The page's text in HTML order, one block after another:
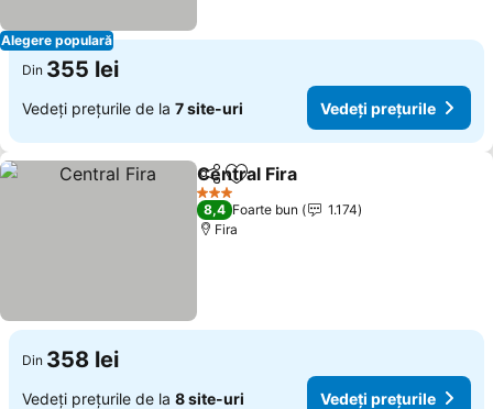
Alegere populară
Din 355 lei
Vedeți prețurile de la 7 site-uri Vedeți prețurile
DistribuițiAdăugaţi la favorite
Central Fira
3 Stele
8,4 Foarte bun
1.174
Fira
Din 358 lei
Vedeți prețurile de la 8 site-uri Vedeți prețurile